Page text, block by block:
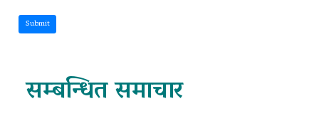
Submit
सम्बन्धित समाचार